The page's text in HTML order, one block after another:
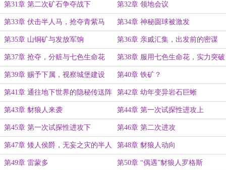
第31章 第二次矿石争夺战下 第32章 领地会议
第33章 伏击半人马，抢夺青紫马 第34章 神秘圆球被激发
第35章 山铜矿与发放军饷 第36章 亲戚汇集，出发前的密谋
第37章 抢夺，分赃与七色生命花 第38章 服用七色生命花，实力突破
第39章 赐予下属，视察城堡建设 第40章 铁矿？
第41章 通往地下世界的隐秘传送阵 第42章 幼年变异岩石巨蜥
第43章 豺狼人来袭 第44章 第一次试探性进攻上
第45章 第一次试探性进攻下 第46章 第二次进攻
第47章 矮人侯爵，无妄之灾的半人
马氏族
第48章 豺狼人动向
第49章 雷蒙多 第50章 “偶遇”豺狼人罗格斯